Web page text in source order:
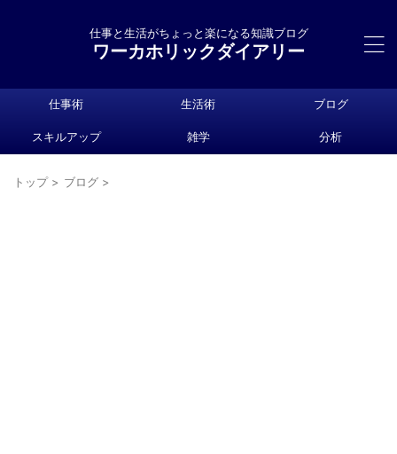
仕事と生活がちょっと楽になる知識ブログ
ワーカホリックダイアリー
仕事術 生活術 ブログ
スキルアップ 雑学 分析
トップ > ブログ >